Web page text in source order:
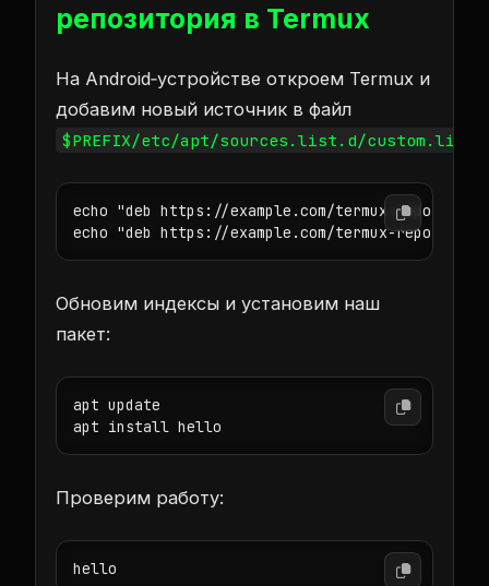
репозитория в Termux
На Android‑устройстве откроем Termux и
добавим новый источник в файл
$PREFIX/etc/apt/sources.list.d/custom.list
echo "deb https://example.com/termux-repo
echo "deb https://example.com/termux-repo
Обновим индексы и установим наш
пакет:
apt update
apt install hello
Проверим работу:
hello